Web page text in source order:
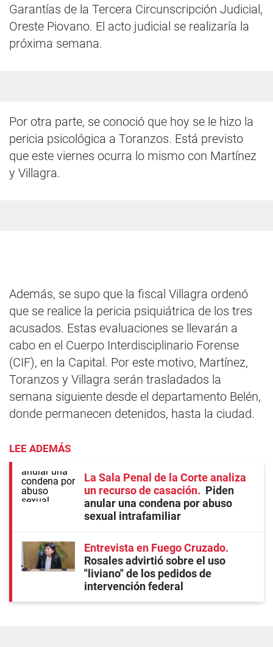
Garantías de la Tercera Circunscripción Judicial,
Oreste Piovano. El acto judicial se realizaría la
próxima semana.
Por otra parte, se conoció que hoy se le hizo la
pericia psicológica a Toranzos. Está previsto
que este viernes ocurra lo mismo con Martínez
y Villagra.
Además, se supo que la fiscal Villagra ordenó
que se realice la pericia psiquiátrica de los tres
acusados. Estas evaluaciones se llevarán a
cabo en el Cuerpo Interdisciplinario Forense
(CIF), en la Capital. Por este motivo, Martínez,
Toranzos y Villagra serán trasladados la
semana siguiente desde el departamento Belén,
donde permanecen detenidos, hasta la ciudad.
LEE ADEMÁS
La Sala Penal de la Corte analiza
un recurso de casación
Piden
anular una condena por abuso
sexual intrafamiliar
Entrevista en Fuego Cruzado
Rosales advirtió sobre el uso
"liviano" de los pedidos de
intervención federal